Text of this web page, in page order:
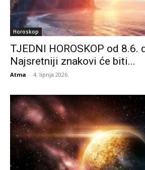
Horoskop
TJEDNI HOROSKOP od 8.6.
Najsretniji znakovi će biti...
Atma - 4. lipnja 2026.